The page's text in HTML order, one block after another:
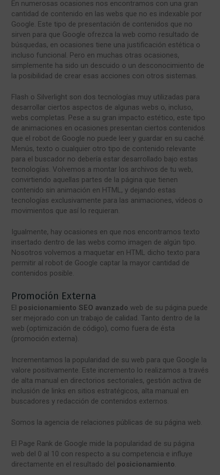
En numerosas ocasiones nos encontramos con una gran
cantidad de contenido en las webs que no es indexable por
Google. Este tipo de presentación de contenidos que no
sirven para que Google ofrezca la web como resultado de
búsquedas, en ocasiones tiene una justificación estética o
incluso funcional. Pero en muchas otras ocasiones,
simplemente ha sido un descuido o un desconocimiento de
la posibilidad de crear esas acciones con otros sistemas.
Flash o Silverlight son dos tecnologías muy utilizadas para
desarrollar ciertos aspectos de algunas webs o, incluso,
webs completas. Pese a su gran impacto estético, este tipo
de animaciones en ocasiones presentan ciertos contenidos
que el robot de Google no puede leer y guardar en su caché.
Menús, texto o cualquier otro tipo de contenido relevante
para el buscador no debería estar desarrollado bajo estas
tecnologías. Volvemos a montar los archivos de tu web,
convirtiendo aquellas partes de la página que tienen
contenido sin animación en HTML, y dejando estas
tecnologías exclusivamente para las animaciones, vídeos o
movimientos que así lo requieran.
Igualmente, hay ocasiones en que nos encontramos texto
insertado dentro de las webs como imagen de algún tipo.
Nosotros volvemos a maquetar en HTML dicho texto para
permitir al robot de Google captar la mayor cantidad de
contenidos posible.
Promoción Externa
El posicionamiento SEO avanzado web de su página puede
ser mejorado con un trabajo de calidad. Tanto dentro de la
web (optimización de código), como fuera de ésta
(promoción externa).
Incrementamos la popularidad de su web para que Google la
valore positivamente. Este incremento lo realizamos a través
de alta manual en directorios sectoriales, gestión activa de
inclusión de links en sitios estratégicos, alta manual en
buscadores y redacción de contenidos externos.
Somos la agencia de relaciones públicas de su página web.
El Page Rank de Google mide la popularidad de su página
web del 0 al 10 con respecto a su competencia e influye
directamente en el resultado del posicionamiento.